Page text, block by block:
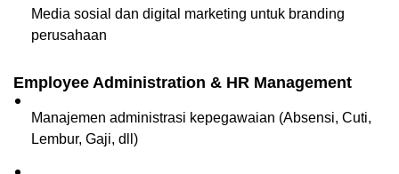
Media sosial dan digital marketing untuk branding
perusahaan
Employee Administration & HR Management
Manajemen administrasi kepegawaian (Absensi, Cuti,
Lembur, Gaji, dll)